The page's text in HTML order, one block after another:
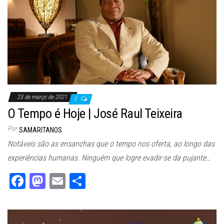
23 de março de 2021 0
O Tempo é Hoje | José Raul Teixeira
Por SAMARITANOS
Notáveis são as ensanchas que o tempo nos oferta, ao longo das
experiências humanas. Ninguém que logre evadir-se da pujante…
Fa
bo
M
to
E
ail e